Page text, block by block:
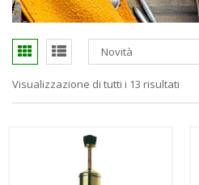
Novità
Visualizzazione di tutti i 13 risultati